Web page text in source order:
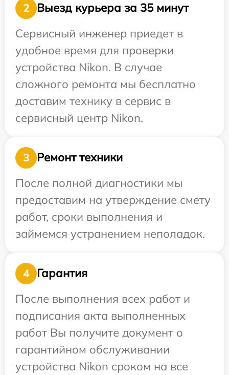
2
Выезд курьера за 35 минут
Сервисный инженер приедет в
удобное время для проверки
устройства Nikon. В случае
сложного ремонта мы бесплатно
доставим технику в сервис в
сервисный центр Nikon.
3
Ремонт техники
После полной диагностики мы
предоставим на утверждение смету
работ, сроки выполнения и
займемся устранением неполадок.
4
Гарантия
После выполнения всех работ и
подписания акта выполненных
работ Вы получите документ о
гарантийном обслуживании
устройства Nikon сроком на все